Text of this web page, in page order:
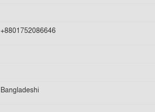
+8801752086646
Bangladeshi